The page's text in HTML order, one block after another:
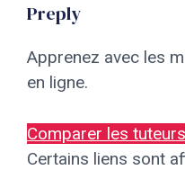
Preply
Apprenez avec les
en ligne.
Comparer les tuteurs
Certains liens sont